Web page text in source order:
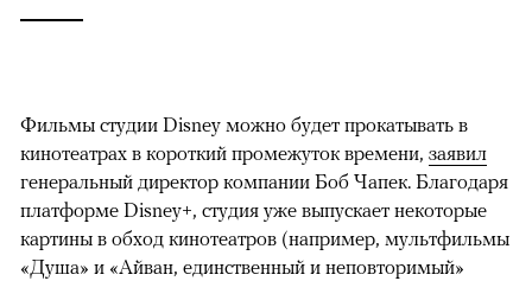
Фильмы студии Disney можно будет прокатывать в
кинотеатрах в короткий промежуток времени, заявил
генеральный директор компании Боб Чапек. Благодаря
платформе Disney+, студия уже выпускает некоторые
картины в обход кинотеатров (например, мультфильмы
«Душа» и «Айван, единственный и неповторимый»